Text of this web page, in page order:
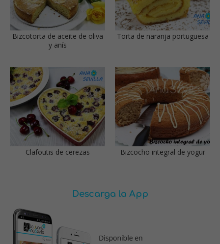
Bizcotorta de aceite de oliva
y anís
Torta de naranja portuguesa
Clafoutis de cerezas Bizcocho integral de yogur
Descarga la App